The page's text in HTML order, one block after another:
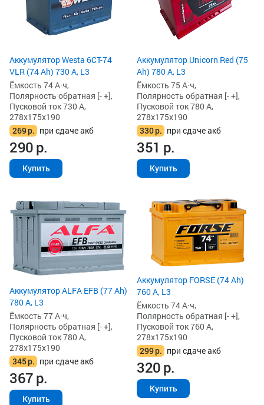
Аккумулятор Westa 6СТ-74
VLR (74 Ah) 730 А, L3
Ёмкость 74 А·ч,
Полярность обратная [- +],
Пусковой ток 730 А,
278x175x190
269р. при сдаче акб
290р.
Купить
Аккумулятор Unicorn Red (75
Ah) 780 А, L3
Ёмкость 75 А·ч,
Полярность обратная [- +],
Пусковой ток 780 А,
278x175x190
330р. при сдаче акб
351 р.
Купить
Аккумулятор ALFA EFB (77 Ah)
780 А, L3
Ёмкость 77 А·ч,
Полярность обратная [- +],
Пусковой ток 780 А,
278x175x190
345р. при сдаче акб
367р.
Купить
Аккумулятор FORSE (74 Ah)
760 А, L3
Ёмкость 74 А·ч,
Полярность обратная [- +],
Пусковой ток 760 А,
278x175x190
299р. при сдаче акб
320р.
Купить